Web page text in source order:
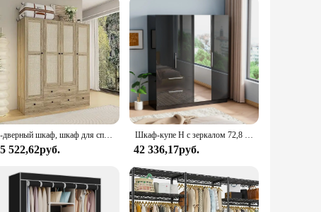
your clothes without the hassle of bulky or heavy storage
of stackability, you can create a customized
4-дверный шкаф, шкаф для спальни с дверцами из ротанга, 5 ящиками, 2 подвесных стержнями и полками
522,62руб.
Шкаф-купе H с зеркалом 72,8 дюйма, шкаф-купе с подвесным стержнем и полками, современный черный отдельно стоящий шкаф для спальни, дерево
42 336,17руб.